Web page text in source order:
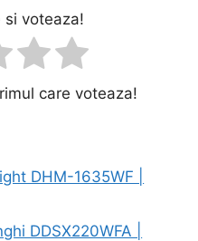
voteaza!
care voteaza!
DHM-1635WF |
DDSX220WFA |